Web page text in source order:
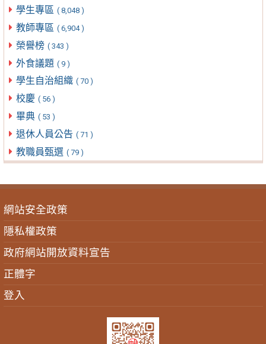
學生專區 ( 8,048 )
教師專區 ( 6,904 )
榮譽榜 ( 343 )
外食議題 ( 9 )
學生自治組織 ( 70 )
校慶 ( 56 )
畢典 ( 53 )
退休人員公告 ( 71 )
教職員甄選 ( 79 )
網站安全政策
隱私權政策
政府網站開放資料宣告
正體字
登入